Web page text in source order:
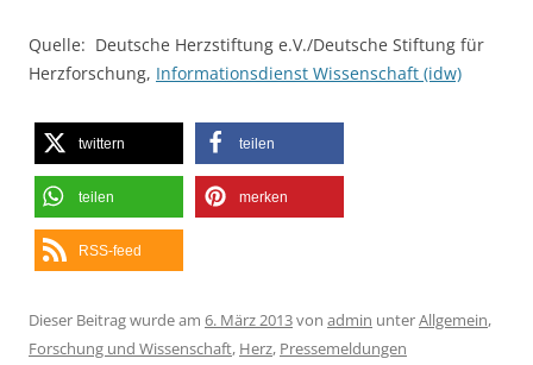
Quelle: Deutsche Herzstiftung e.V./Deutsche Stiftung für
Herzforschung, Informationsdienst Wissenschaft (idw)
twittern teilen
teilen merken
RSS-feed
Dieser Beitrag wurde am 6. März 2013von admin unterAllgemein,
Forschung und Wissenschaft, Herz, Pressemeldungen